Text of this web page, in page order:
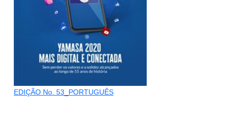
EDIÇÃO No. 53_PORTUGUÊS